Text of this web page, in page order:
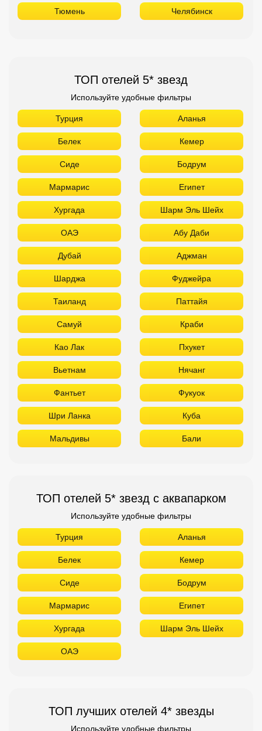
Тюмень Челябинск
ТОП отелей 5* звезд
Используйте удобные фильтры
Турция Аланья
Белек Кемер
Сиде Бодрум
Мармарис Египет
Хургада Шарм Эль Шейх
ОАЭ Абу Даби
Дубай Аджман
Шарджа Фуджейра
Таиланд Паттайя
Самуй Краби
Као Лак Пхукет
Вьетнам Нячанг
Фантьет Фукуок
Шри Ланка Куба
Мальдивы Бали
ТОП отелей 5* звезд с аквапарком
Используйте удобные фильтры
Турция Аланья
Белек Кемер
Сиде Бодрум
Мармарис Египет
Хургада Шарм Эль Шейх
ОАЭ
ТОП лучших отелей 4* звезды
Используйте удобные фильтры